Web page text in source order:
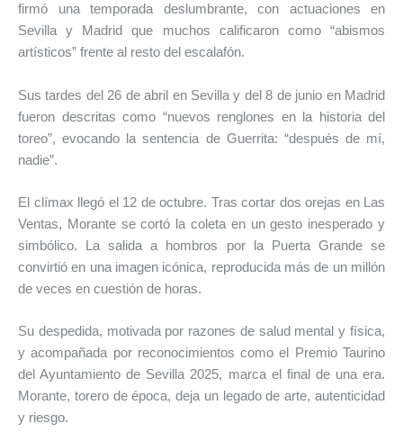
firmó una temporada deslumbrante, con actuaciones en
Sevilla y Madrid que muchos calificaron como “abismos
artísticos” frente al resto del escalafón.
Sus tardes del 26 de abril en Sevilla y del 8 de junio en Madrid
fueron descritas como “nuevos renglones en la historia del
toreo”, evocando la sentencia de Guerrita: “después de mí,
nadie”.
El clímax llegó el 12 de octubre. Tras cortar dos orejas en Las
Ventas, Morante se cortó la coleta en un gesto inesperado y
simbólico. La salida a hombros por la Puerta Grande se
convirtió en una imagen icónica, reproducida más de un millón
de veces en cuestión de horas.
Su despedida, motivada por razones de salud mental y física,
y acompañada por reconocimientos como el Premio Taurino
del Ayuntamiento de Sevilla 2025, marca el final de una era.
Morante, torero de época, deja un legado de arte, autenticidad
y riesgo.